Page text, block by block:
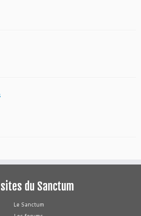
sites du Sanctum
Le Sanctum